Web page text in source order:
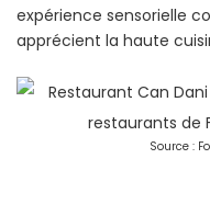
expérience sensorielle
apprécient la haute
Source :